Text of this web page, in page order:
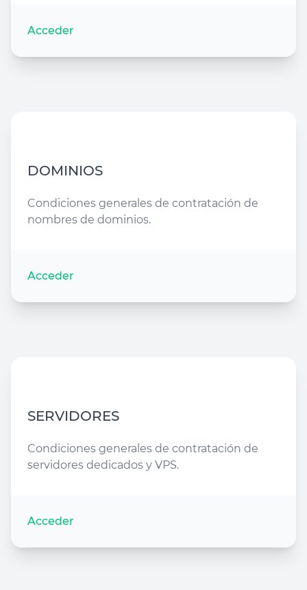
Acceder
DOMINIOS
Condiciones generales de contratación de
nombres de dominios.
Acceder
SERVIDORES
Condiciones generales de contratación de
servidores dedicados y VPS.
Acceder